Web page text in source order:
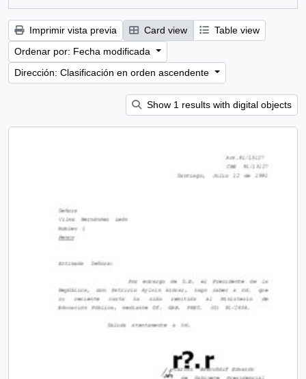
Imprimir vista previa Card view
Table view
Ordenar por: Fecha modificada
Dirección: Clasificación en orden ascendente
Show 1 results with digital objects